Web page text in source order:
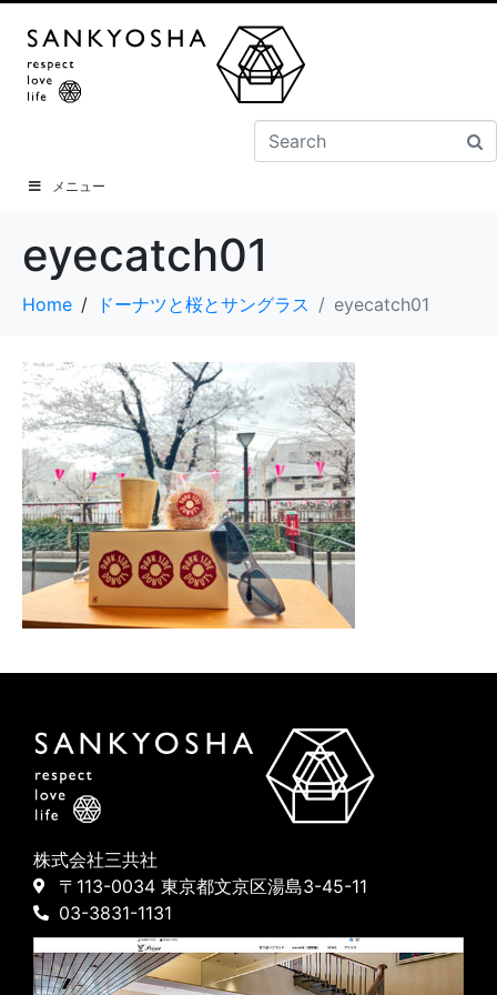
メニュー
eyecatch01
Home ドーナツと桜とサングラス eyecatch01
株式会社三共社
〒113-0034 東京都文京区湯島3-45-11
03-3831-1131